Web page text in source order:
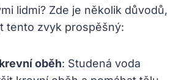
lidmi? Zde je ⁤několik důvodů,‌
tento zvyk prospěšný:
oběh: ​Studená voda